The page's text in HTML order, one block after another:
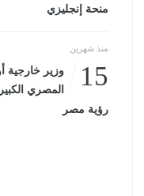
منحة إنجليزي
منذ شهرين
15
وزير خارجية
المصري
رؤية مصر